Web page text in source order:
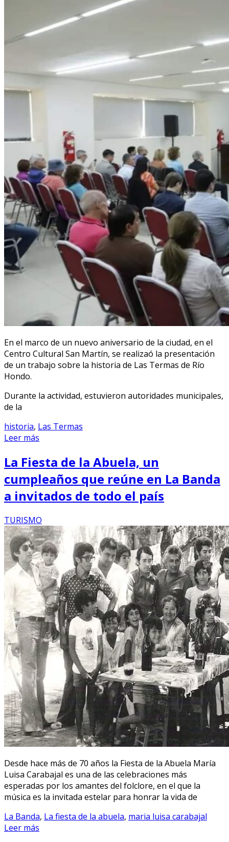
En el marco de un nuevo aniversario de la ciudad, en el
Centro Cultural San Martín, se realizaó la presentación
de un trabajo sobre la historia de Las Termas de Río
Hondo.
Durante la actividad, estuvieron autoridades municipales,
de la
historia, Las Termas
Leer más
La Fiesta de la Abuela, un
cumpleaños que reúne en La Banda
a invitados de todo el país
TURISMO
Desde hace más de 70 años la Fiesta de la Abuela María
Luisa Carabajal es una de las celebraciones más
esperadas por los amantes del folclore, en el que la
música es la invitada estelar para honrar la vida de
La Banda, La fiesta de la abuela, maria luisa carabajal
Leer más